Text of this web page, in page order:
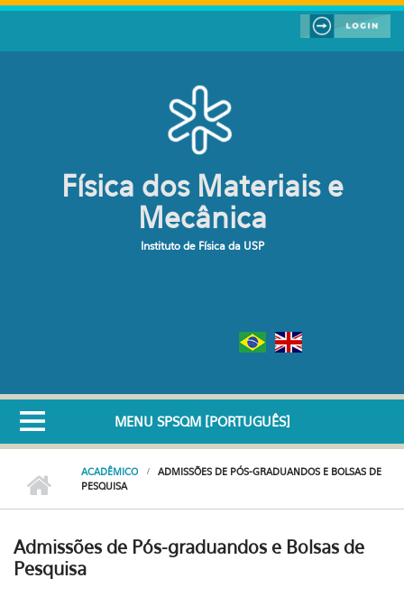
Pular para o conteúdo principal
Física dos Materiais e
Mecânica
Instituto de Física da USP
MENU SPSQM [PORTUGUÊS]
ACADÊMICO
ADMISSÕES DE PÓS-GRADUANDOS E BOLSAS DE
PESQUISA
Admissões de Pós-graduandos e Bolsas de
Pesquisa